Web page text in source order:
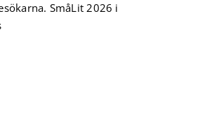
SmåLit 2026 i